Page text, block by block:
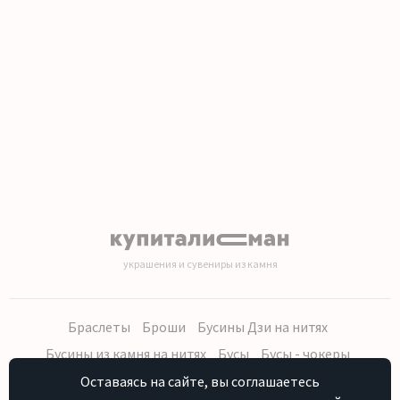
украшения и сувениры из камня
Браслеты Броши
Бусины Дзи на нитях
Бусины из камня на нитях
Бусы
Бусы - чокеры
Кольца, серьги
Кулоны
Наборы (бусы, браслет, серьги)
Оставаясь на сайте, вы соглашаетесь